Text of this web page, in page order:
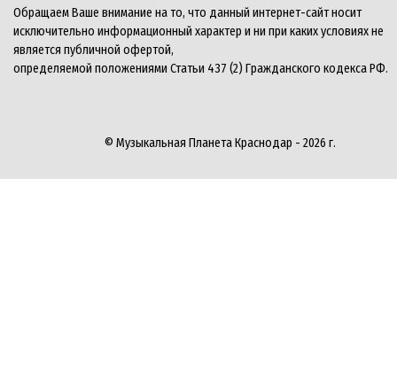
Обращаем Ваше внимание на то, что данный интернет-сайт носит
исключительно информационный характер и ни при каких условиях не
является публичной офертой,
определяемой положениями Статьи 437 (2) Гражданского кодекса РФ.
© Музыкальная Планета Краснодар - 2026 г.